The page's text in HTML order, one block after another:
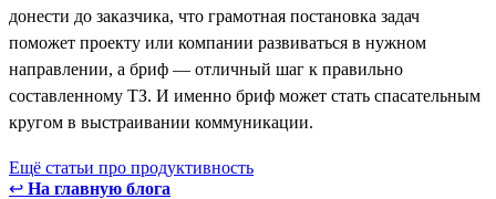
донести до заказчика, что грамотная постановка задач
поможет проекту или компании развиваться в нужном
направлении, а бриф — отличный шаг к правильно
составленному ТЗ. И именно бриф может стать спасательным
кругом в выстраивании коммуникации.
Ещё статьи про продуктивность
↩ На главную блога